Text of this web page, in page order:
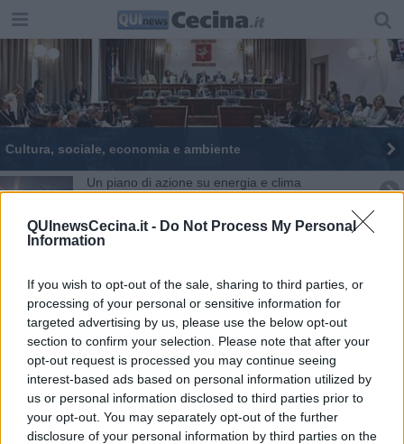
QUInewsCecina.it - Do Not Process My Personal
Information
If you wish to opt-out of the sale, sharing to third parties, or
processing of your personal or sensitive information for
targeted advertising by us, please use the below opt-out
section to confirm your selection. Please note that after your
opt-out request is processed you may continue seeing
interest-based ads based on personal information utilized by
us or personal information disclosed to third parties prior to
your opt-out. You may separately opt-out of the further
disclosure of your personal information by third parties on the
Cultura, sociale, economia e ambiente
Un piano di azione su energia e clima
Gioco d'azzardo, studio per mappare il territorio
Sicurezza internazionale, un convegno per
parlarne
"Questionario Covid? Diffusione cospicua"
Trombe marine, parte uno studio con gli esperti
Malattie e mortalità, ok a studio epidemiologico